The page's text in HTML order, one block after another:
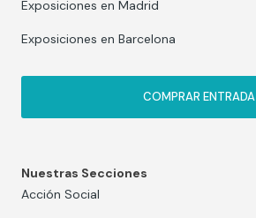
Exposiciones en Madrid
Exposiciones en Barcelona
COMPRAR ENTRADA
Nuestras Secciones
Acción Social